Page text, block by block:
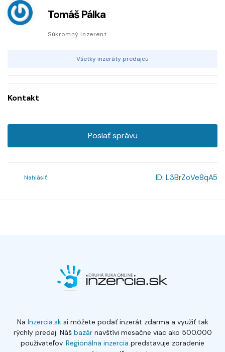
Tomáš Pálka
Súkromný inzerent
Všetky inzeráty predajcu
Kontakt
Poslať správu
Nahlásiť ID: L3BrZoVe8qA5
Na Inzercia.sksi môžete podať inzerát zdarma a využiť tak
rýchly predaj. Náš bazárnavštívi mesačne viac ako 500.000
používateľov. Regionálna inzercia predstavuje zoradenie